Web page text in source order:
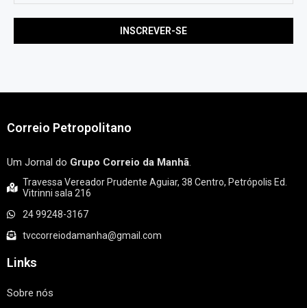
Correio Petropolitano
Um Jornal do Grupo Correio da Manhã.
Travessa Vereador Prudente Aguiar, 38 Centro, Petrópolis Ed.
Vitrinni sala 216
24 99248-3167
tvccorreiodamanha@gmail.com
Links
Sobre nós